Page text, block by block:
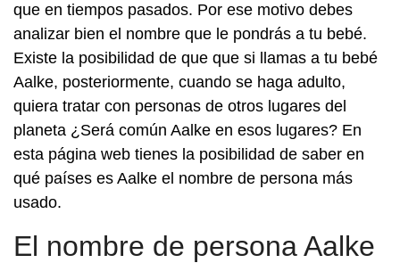
que en tiempos pasados. Por ese motivo debes
analizar bien el nombre que le pondrás a tu bebé.
Existe la posibilidad de que que si llamas a tu bebé
Aalke, posteriormente, cuando se haga adulto,
quiera tratar con personas de otros lugares del
planeta ¿Será común Aalke en esos lugares? En
esta página web tienes la posibilidad de saber en
qué países es Aalke el nombre de persona más
usado.
El nombre de persona Aalke